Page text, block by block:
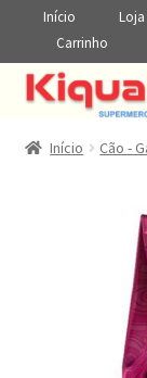
Início Loja
Carrinho
Início Cão -